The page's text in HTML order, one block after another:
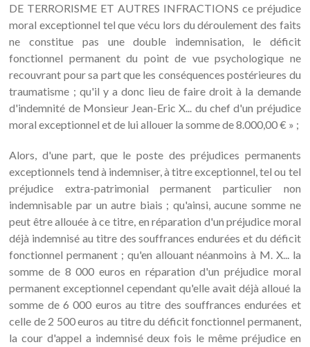
DE TERRORISME ET AUTRES INFRACTIONS ce préjudice
moral exceptionnel tel que vécu lors du déroulement des faits
ne constitue pas une double indemnisation, le déficit
fonctionnel permanent du point de vue psychologique ne
recouvrant pour sa part que les conséquences postérieures du
traumatisme ; qu'il y a donc lieu de faire droit à la demande
d'indemnité de Monsieur Jean-Eric X... du chef d'un préjudice
moral exceptionnel et de lui allouer la somme de 8.000,00 € » ;
Alors, d'une part, que le poste des préjudices permanents
exceptionnels tend à indemniser, à titre exceptionnel, tel ou tel
préjudice extra-patrimonial permanent particulier non
indemnisable par un autre biais ; qu'ainsi, aucune somme ne
peut être allouée à ce titre, en réparation d'un préjudice moral
déjà indemnisé au titre des souffrances endurées et du déficit
fonctionnel permanent ; qu'en allouant néanmoins à M. X... la
somme de 8 000 euros en réparation d'un préjudice moral
permanent exceptionnel cependant qu'elle avait déjà alloué la
somme de 6 000 euros au titre des souffrances endurées et
celle de 2 500 euros au titre du déficit fonctionnel permanent,
la cour d'appel a indemnisé deux fois le même préjudice en